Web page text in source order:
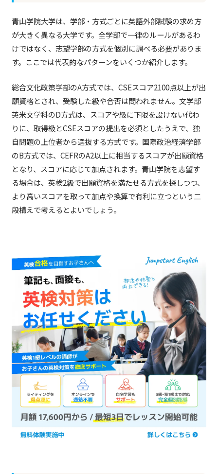
青山学院大学は、学部・方式ごとに英語外部試験の求め方
が大きく異なる大学です。全学部で一律のルールがあるわ
けではなく、志望学部の方式を個別に調べる必要がありま
す。ここでは代表的なパターンをいくつか紹介します。
総合文化政策学部のA方式では、CSEスコア2100点以上が出
願資格とされ、受験した級や合否は問われません。文学部
英米文学科のD方式は、スコアや級に下限を設けない代わ
りに、取得級とCSEスコアの提出を必須としたうえで、独
自問題の上位者から選抜する方式です。国際政治経済学部
のB方式では、CEFRのA2以上に相当するスコアが出願資格
となり、スコアに応じて加点されます。青山学院を志望す
る場合は、英検2級で出願資格を満たせる方式を探しつつ、
より高いスコアを取って加点や換算で有利に立つという二
段構えで考えるとよいでしょう。